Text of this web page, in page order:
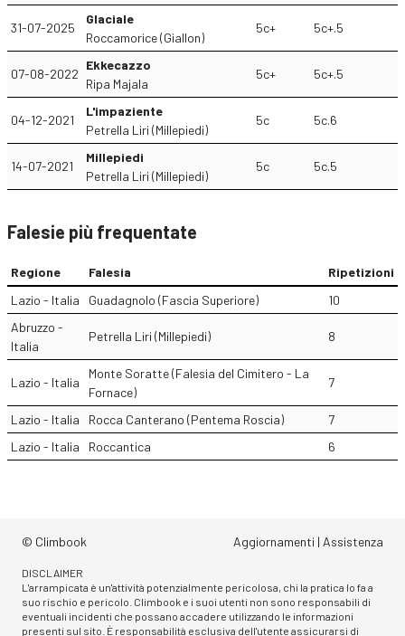
31-07-2025
Glaciale
Roccamorice (Giallon)
5c+ 5c+.5
07-08-2022
Ekkecazzo
Ripa Majala
5c+ 5c+.5
04-12-2021
L'impaziente
Petrella Liri (Millepiedi)
5c 5c.6
14-07-2021
Millepiedi
Petrella Liri (Millepiedi)
5c 5c.5
Falesie più frequentate
Regione Falesia
Ripetizioni
Lazio - Italia
Guadagnolo (Fascia Superiore)
10
Abruzzo -
Italia
Petrella Liri (Millepiedi) 8
Lazio - Italia
Monte Soratte (Falesia del Cimitero - La
Fornace)
7
Lazio - Italia Rocca Canterano (Pentema Roscia)
7
Lazio - Italia
Roccantica 6
© Climbook Aggiornamenti | Assistenza
DISCLAIMER
L'arrampicata è un'attività potenzialmente pericolosa, chi la pratica lo fa a
suo rischio e pericolo. Climbook e i suoi utenti non sono responsabili di
eventuali incidenti che possano accadere utilizzando le informazioni
presenti sul sito. È responsabilità esclusiva dell'utente assicurarsi di